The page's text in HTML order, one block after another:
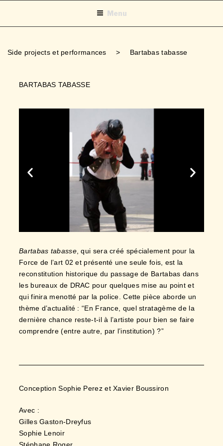
Menu
Side projects et performances > Bartabas tabasse
BARTABAS TABASSE
Bartabas tabasse, qui sera créé spécialement pour la
Force de l’art 02 et présenté une seule fois, est la
reconstitution historique du passage de Bartabas dans
les bureaux de DRAC pour quelques mise au point et
qui finira menotté par la police. Cette pièce aborde un
thème d’actualité : “En France, quel stratagème de la
dernière chance reste-t-il à l’artiste pour bien se faire
comprendre (entre autre, par l’institution) ?”
Conception Sophie Perez et Xavier Boussiron
Avec :
Gilles Gaston-Dreyfus
Sophie Lenoir